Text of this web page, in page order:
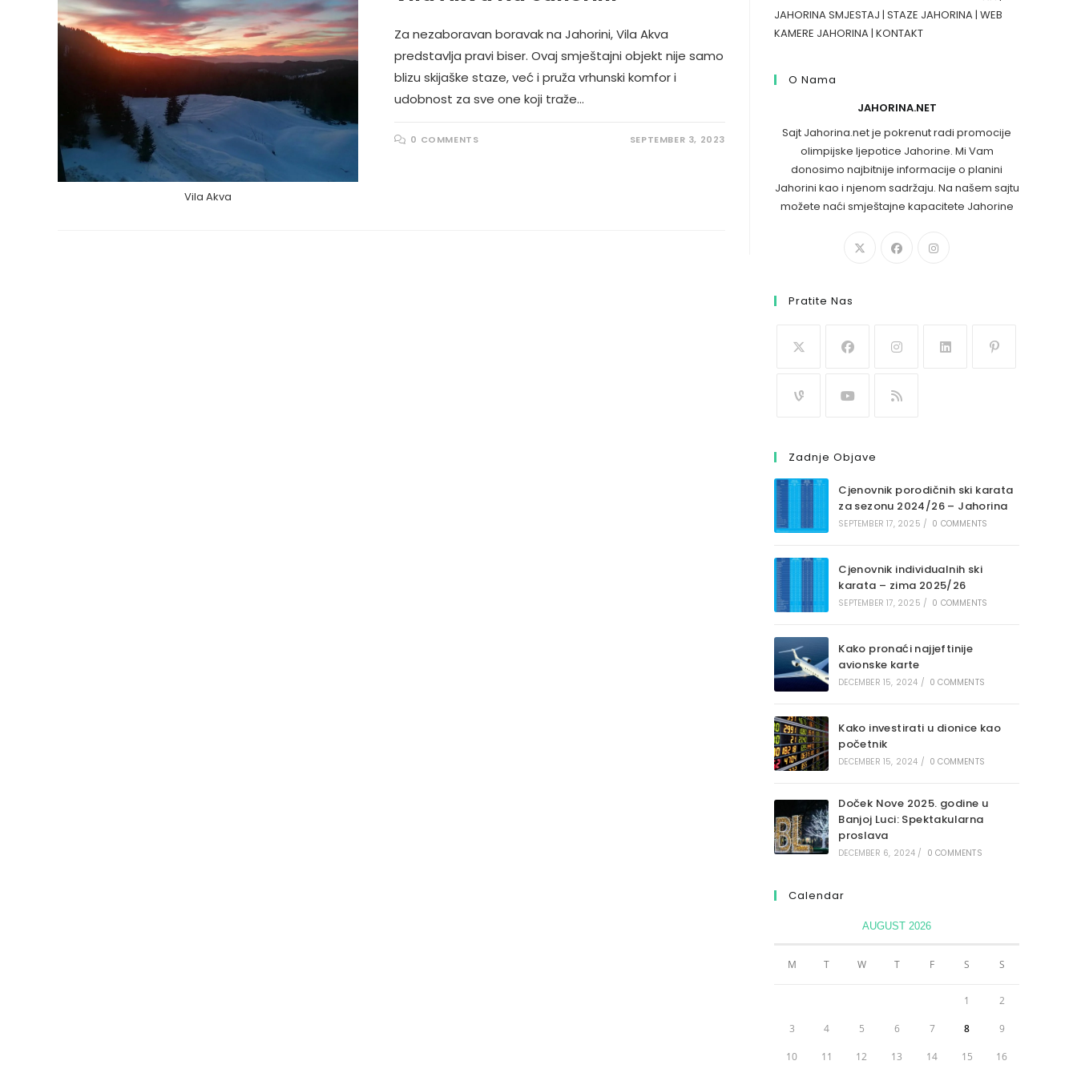
Vila Akva
Za nezaboravan boravak na Jahorini, Vila Akva
predstavlja pravi biser. Ovaj smještajni objekt nije samo
blizu skijaške staze, već i pruža vrhunski komfor i
udobnost za sve one koji traže…
0 COMMENTS SEPTEMBER 3, 2023
JAHORINA SMJESTAJ | STAZE JAHORINA| WEB
KAMERE JAHORINA| KONTAKT
O Nama
JAHORINA.NET
Sajt Jahorina.net je pokrenut radi promocije
olimpijske ljepotice Jahorine. Mi Vam
donosimo najbitnije informacije o planini
Jahorini kao i njenom sadržaju. Na našem sajtu
možete naći smještajne kapacitete Jahorine
Pratite Nas
Zadnje Objave
Cjenovnik porodičnih ski karata
za sezonu 2024/26 – Jahorina
SEPTEMBER 17, 2025 / 0 COMMENTS
Cjenovnik individualnih ski
karata – zima 2025/26
SEPTEMBER 17, 2025 / 0 COMMENTS
Kako pronaći najjeftinije
avionske karte
DECEMBER 15, 2024 / 0 COMMENTS
Kako investirati u dionice kao
početnik
DECEMBER 15, 2024 / 0 COMMENTS
Doček Nove 2025. godine u
Banjoj Luci: Spektakularna
proslava
DECEMBER 6, 2024 / 0 COMMENTS
Calendar
AUGUST 2026
M T W T F S S
1 2
3 4 5 6 7 8 9
10 11 12 13 14 15 16